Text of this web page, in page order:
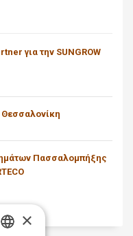
για την SUNGROW
Πασσαλομπήξης
×